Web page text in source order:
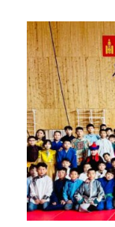
j
u
d
o
s
@
b
O
z
J
H